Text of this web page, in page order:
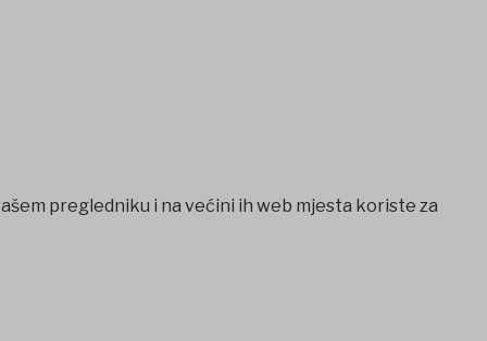
pregledniku i na većini ih web mjesta koriste za